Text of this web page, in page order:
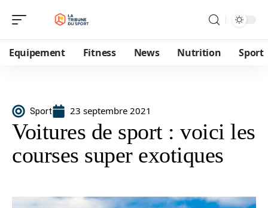
Equipement Fitness News Nutrition Sport
Sport 23 septembre 2021
Voitures de sport : voici les
courses super exotiques